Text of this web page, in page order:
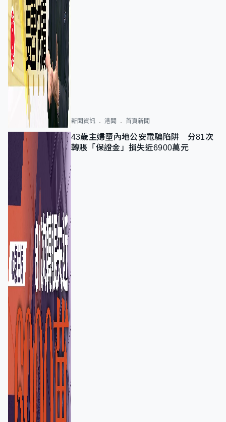
新聞資訊 港聞 首頁新聞
43歲主婦墮內地公安電騙陷阱 分81次
轉賬「保證金」損失近6900萬元